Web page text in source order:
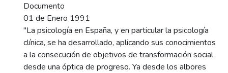
Documento
01 de Enero 1991
"La psicología en España, y en particular la psicología
clínica, se ha desarrollado, aplicando sus conocimientos
a la consecución de objetivos de transformación social
desde una óptica de progreso. Ya desde los albores